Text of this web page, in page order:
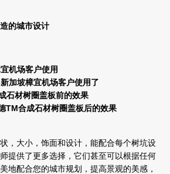
的城市设计
机场客户使用
新加坡樟宜机场客户使用了
石材树圈盖板前的效果
TM合成石材树圈盖板后的效果
，大小，饰面和设计，能配合每个树坑设
提供了更多选择，它们甚至可以根据任何
地配合您的城市规划，提高景观的美感，